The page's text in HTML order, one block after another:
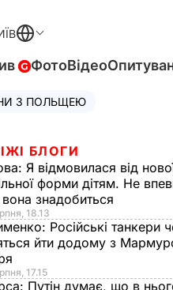
ФотоВідео
З ПОЛЬЩЕЮ
БЛОГИ
Я відмовилася від
форми дітям. Не
знадобиться
18.13
Російські танкери
йти додому з
17.15
Путін думає, що в